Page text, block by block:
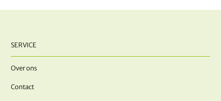
SERVICE
Over ons
Contact